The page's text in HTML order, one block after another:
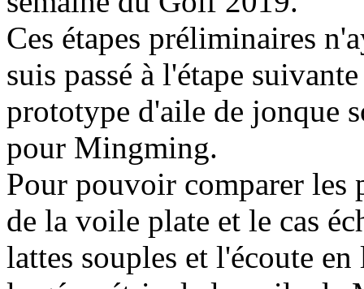
Ces étapes préliminaires
suis passé à l'étape
prototype d'aile de jonque
pour Mingming.
Pour pouvoir comparer les
de la voile plate et le cas
lattes souples et l'écoute